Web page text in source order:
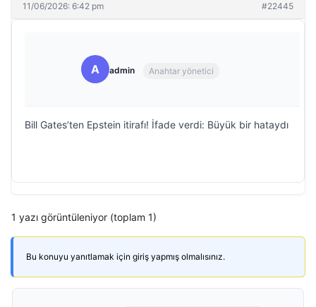
11/06/2026: 6:42 pm #22445
A admin Anahtar yönetici
Bill Gates’ten Epstein itirafı! İfade verdi: Büyük bir hataydı
1 yazı görüntüleniyor (toplam 1)
Bu konuyu yanıtlamak için giriş yapmış olmalısınız.